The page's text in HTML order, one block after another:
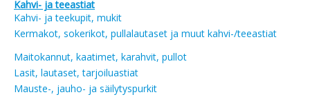
Kahvi- ja teeastiat
Kahvi- ja teekupit, mukit
Kermakot, sokerikot, pullalautaset ja muut kahvi-/teeastiat
Maitokannut, kaatimet, karahvit, pullot
Lasit, lautaset, tarjoiluastiat
Mauste-, jauho- ja säilytyspurkit